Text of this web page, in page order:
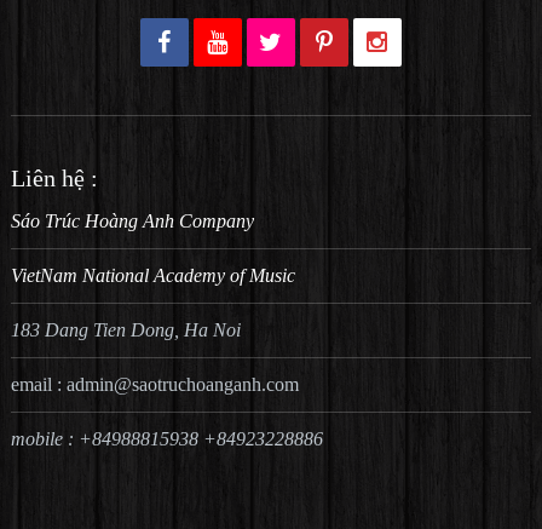
Liên hệ :
Sáo Trúc Hoàng Anh Company
VietNam National Academy of Music
183 Dang Tien Dong, Ha Noi
email : admin@saotruchoanganh.com
mobile : +84988815938 +84923228886